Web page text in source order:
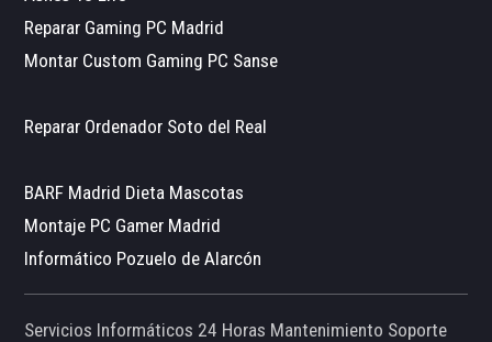
Reparar Gaming PC Madrid
Montar Custom Gaming PC Sanse
Reparar Ordenador Soto del Real
BARF Madrid Dieta Mascotas
Montaje PC Gamer Madrid
Informático Pozuelo de Alarcón
Servicios Informáticos 24 Horas Mantenimiento Soporte